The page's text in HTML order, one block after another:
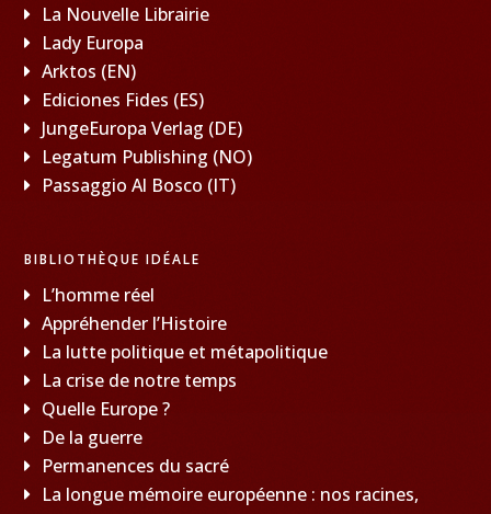
La Nouvelle Librairie
Lady Europa
Arktos (EN)
Ediciones Fides (ES)
JungeEuropa Verlag (DE)
Legatum Publishing (NO)
Passaggio Al Bosco (IT)
BIBLIOTHÈQUE IDÉALE
L’homme réel
Appréhender l’Histoire
La lutte politique et métapolitique
La crise de notre temps
Quelle Europe ?
De la guerre
Permanences du sacré
La longue mémoire européenne : nos racines,